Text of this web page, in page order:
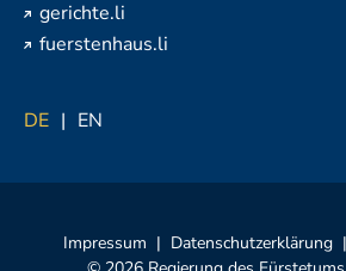
gerichte.li
fuerstenhaus.li
DE EN
Impressum Datenschutzerklärung